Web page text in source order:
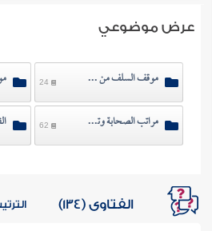
عرض موضوعي
موقف السلف من أهل البيت
مراتب الصحابة وتفاضلهم
الفتاوى (134)